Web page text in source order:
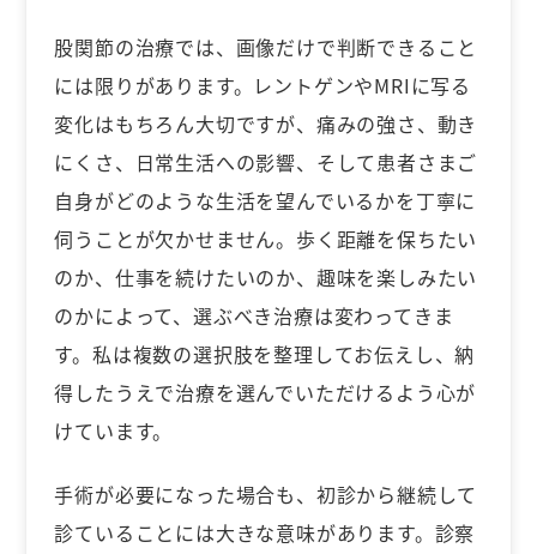
股関節の治療では、画像だけで判断できること
には限りがあります。レントゲンやMRIに写る
変化はもちろん大切ですが、痛みの強さ、動き
にくさ、日常生活への影響、そして患者さまご
自身がどのような生活を望んでいるかを丁寧に
伺うことが欠かせません。歩く距離を保ちたい
のか、仕事を続けたいのか、趣味を楽しみたい
のかによって、選ぶべき治療は変わってきま
す。私は複数の選択肢を整理してお伝えし、納
得したうえで治療を選んでいただけるよう心が
けています。
手術が必要になった場合も、初診から継続して
診ていることには大きな意味があります。診察